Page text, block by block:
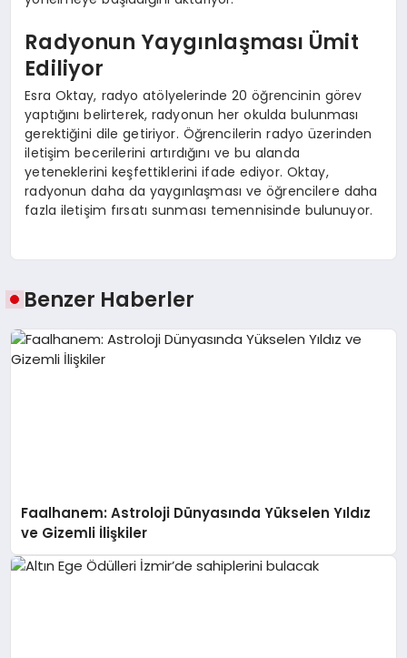
Radyonun Yaygınlaşması Ümit
Ediliyor
Esra Oktay, radyo atölyelerinde 20 öğrencinin görev
yaptığını belirterek, radyonun her okulda bulunması
gerektiğini dile getiriyor. Öğrencilerin radyo üzerinden
iletişim becerilerini artırdığını ve bu alanda
yeteneklerini keşfettiklerini ifade ediyor. Oktay,
radyonun daha da yaygınlaşması ve öğrencilere daha
fazla iletişim fırsatı sunması temennisinde bulunuyor.
Benzer Haberler
Faalhanem: Astroloji Dünyasında Yükselen Yıldız
ve Gizemli İlişkiler